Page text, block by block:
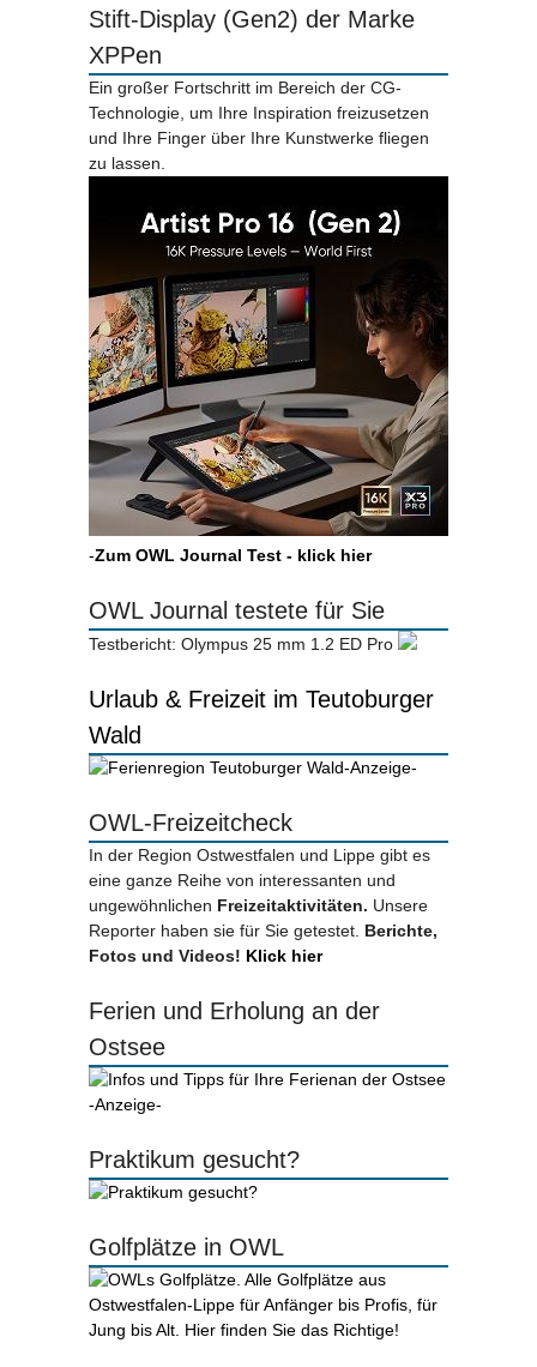
Stift-Display (Gen2) der Marke
XPPen
Ein großer Fortschritt im Bereich der CG-
Technologie, um Ihre Inspiration freizusetzen
und Ihre Finger über Ihre Kunstwerke fliegen
zu lassen.
-Zum OWL Journal Test - klick hier
OWL Journal testete für Sie
Testbericht: Olympus 25 mm 1.2 ED Pro
Urlaub & Freizeit im Teutoburger
Wald
-Anzeige-
OWL-Freizeitcheck
In der Region Ostwestfalen und Lippe gibt es
eine ganze Reihe von interessanten und
ungewöhnlichen Freizeitaktivitäten. Unsere
Reporter haben sie für Sie getestet. Berichte,
Fotos und Videos! Klick hier
Ferien und Erholung an der
Ostsee
-Anzeige-
Praktikum gesucht?
Golfplätze in OWL